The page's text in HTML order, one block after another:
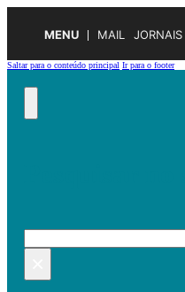
MENU MAIL JORNAIS
Saltar para o conteúdo principal Ir para o footer
Pesquisar